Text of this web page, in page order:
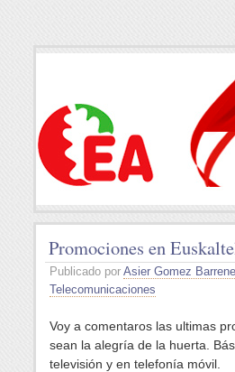
Promociones en
Publicado por Asier Gomez
Telecomunicaciones
Voy a comentaros las ultimas
sean la alegría de la huerta.
televisión y en telefonía móvil.